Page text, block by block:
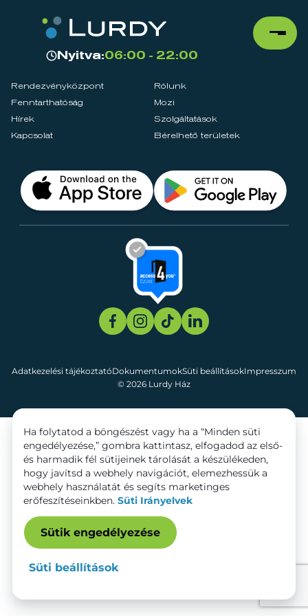
Nyitva:06:00 - 22:00
Rendezvényközpont
Rólunk
Fenntarthatóság
Mozi
Hírek
Szolgáltatások
Kapcsolat
Bérelhető területek
© 2026 Lurdy Ház
Adatkezelési tájékoztatóDokumentumokSüti beállításokImpresszum
Ha folytatod a böngészést vagy ha a “Minden süti
engedélyezése,” gombra kattintasz, elfogadod az első-
és harmadik fél sütijeinek tárolását a készülékeden,
hogy javítsd a webhely navigációt, elemezhessük a
webhely használatát és segíts marketinges
erőfeszítéseinkben. Süti Irányelvek
Sütik engedélyezése
Süti beállítások